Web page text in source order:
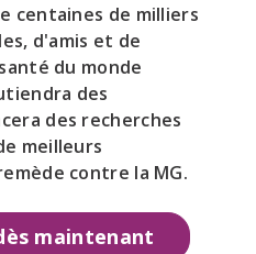
centaines de milliers
d'amis et de
du monde
des
des recherches
meilleurs
contre la MG.
maintenant